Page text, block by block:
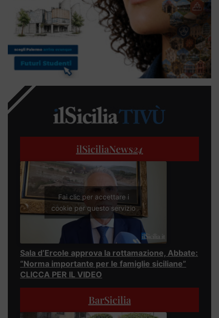
ilSiciliaNews24
Fai clic per accettare i
cookie per questo servizio
Sala d’Ercole approva la rottamazione, Abbate:
“Norma importante per le famiglie siciliane”
CLICCA PER IL VIDEO
BarSicilia